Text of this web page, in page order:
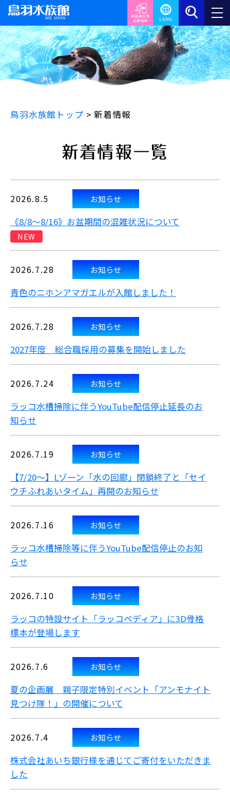
鳥羽水族館トップ >新着情報
新着情報一覧
2026.8.5 お知らせ
《8/8～8/16》お盆期間の混雑状況について
NEW
2026.7.28 お知らせ
青色のニホンアマガエルが入館しました！
2026.7.28 お知らせ
2027年度 総合職採用の募集を開始しました
2026.7.24 お知らせ
ラッコ水槽掃除に伴うYouTube配信停止延長のお
知らせ
2026.7.19 お知らせ
【7/20～】Lゾーン「水の回廊」閉鎖終了と「セイ
ウチふれあいタイム」再開のお知らせ
2026.7.16 お知らせ
ラッコ水槽掃除等に伴うYouTube配信停止のお知
らせ
2026.7.10 お知らせ
ラッコの特設サイト「ラッコペディア」に3D骨格
標本が登場します
2026.7.6 お知らせ
夏の企画展 親子限定特別イベント「アンモナイト
見つけ隊！」の開催について
2026.7.4 お知らせ
株式会社あいち銀行様を通じてご寄付をいただきま
した